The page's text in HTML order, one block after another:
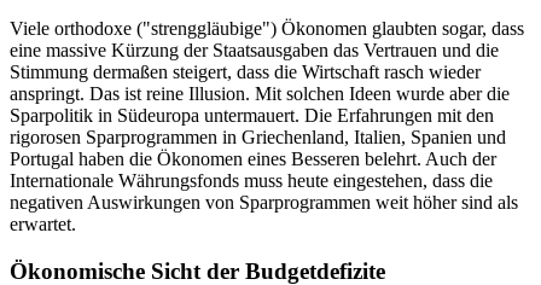
Viele orthodoxe ("strenggläubige") Ökonomen glaubten sogar, dass
eine massive Kürzung der Staatsausgaben das Vertrauen und die
Stimmung dermaßen steigert, dass die Wirtschaft rasch wieder
anspringt. Das ist reine Illusion. Mit solchen Ideen wurde aber die
Sparpolitik in Südeuropa untermauert. Die Erfahrungen mit den
rigorosen Sparprogrammen in Griechenland, Italien, Spanien und
Portugal haben die Ökonomen eines Besseren belehrt. Auch der
Internationale Währungsfonds muss heute eingestehen, dass die
negativen Auswirkungen von Sparprogrammen weit höher sind als
erwartet.
Ökonomische Sicht der Budgetdefizite